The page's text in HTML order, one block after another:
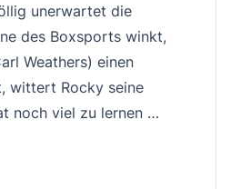
unerwartet die
des Boxsports winkt,
Weathers) einen
wittert Rocky seine
noch viel zu lernen …